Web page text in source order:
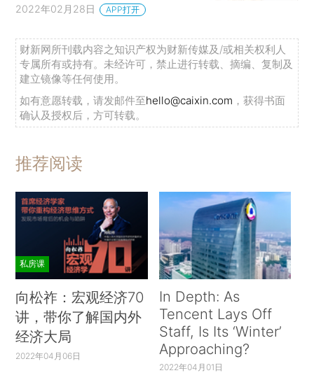
2022年02月28日 APP打开
财新网所刊载内容之知识产权为财新传媒及/或相关权利人
专属所有或持有。未经许可，禁止进行转载、摘编、复制及
建立镜像等任何使用。
如有意愿转载，请发邮件至hello@caixin.com ，获得书面
确认及授权后，方可转载。
推荐阅读
私房课
向松祚：宏观经济70
讲，带你了解国内外
经济大局
2022年04月06日
In Depth: As
Tencent Lays Off
Staff, Is Its ‘Winter’
Approaching?
2022年04月01日